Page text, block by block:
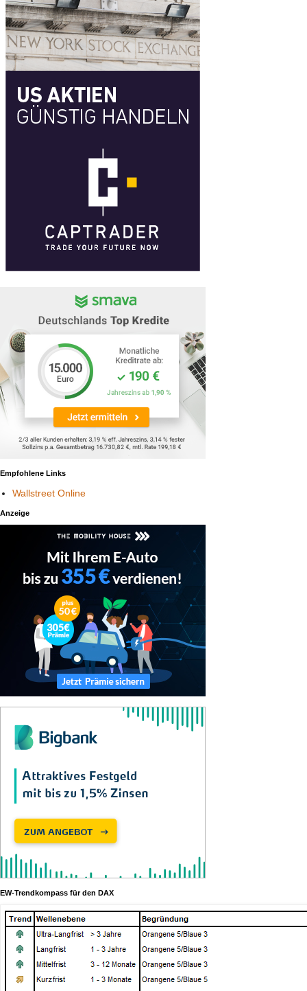
Empfohlene Links
Wallstreet Online
Anzeige
EW-Trendkompass für den DAX